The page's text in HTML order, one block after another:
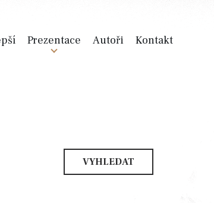
Prezentace Autoři Kontakt